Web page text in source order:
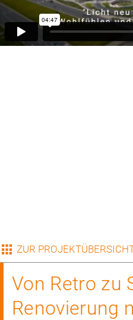
ZUR
Von Retro zu
Renovierung